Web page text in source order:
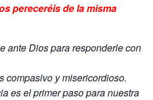
pereceréis de la misma
ante Dios para responderle con
compasivo y misericordioso.
es el primer paso para nuestra